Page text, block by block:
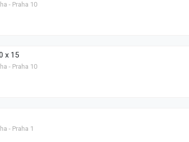
- Praha 10
x 15
- Praha 10
- Praha 1